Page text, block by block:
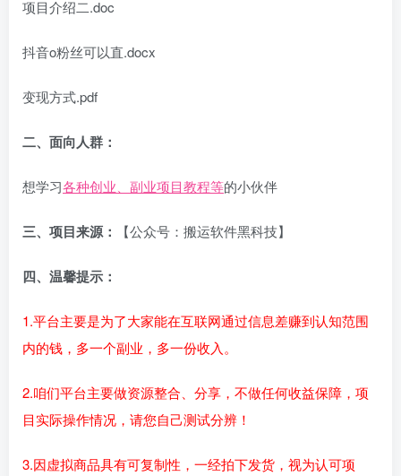
项目介绍二.doc
抖音o粉丝可以直.docx
变现方式.pdf
二、面向人群：
想学习各种创业、副业项目教程等的小伙伴
三、项目来源： 【公众号：搬运软件黑科技】
四、温馨提示：
1.平台主要是为了大家能在互联网通过信息差赚到认知范围
内的钱，多一个副业，多一份收入。
2.咱们平台主要做资源整合、分享，不做任何收益保障，项
目实际操作情况，请您自己测试分辨！
3.因虚拟商品具有可复制性，一经拍下发货，视为认可项